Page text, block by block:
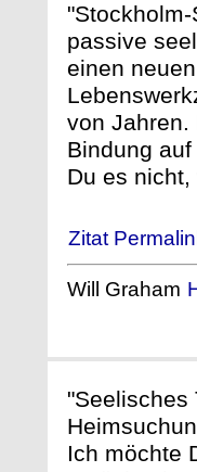
passive
einen
von Jahren.
Bindung
Du es
Zitat
Will Graham
"Seelisches
Ich möchte